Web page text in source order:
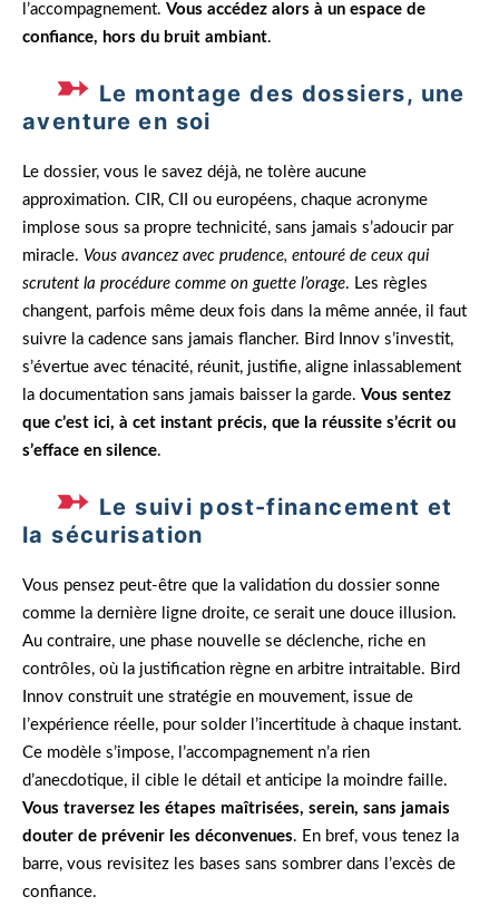
l’accompagnement. Vous accédez alors à un espace de
confiance, hors du bruit ambiant.
Le montage des dossiers, une
aventure en soi
Le dossier, vous le savez déjà, ne tolère aucune
approximation. CIR, CII ou européens, chaque acronyme
implose sous sa propre technicité, sans jamais s’adoucir par
miracle. Vous avancez avec prudence, entouré de ceux qui
scrutent la procédure comme on guette l’orage. Les règles
changent, parfois même deux fois dans la même année, il faut
suivre la cadence sans jamais flancher. Bird Innov s’investit,
s’évertue avec ténacité, réunit, justifie, aligne inlassablement
la documentation sans jamais baisser la garde. Vous sentez
que c’est ici, à cet instant précis, que la réussite s’écrit ou
s’efface en silence.
Le suivi post-financement et
la sécurisation
Vous pensez peut-être que la validation du dossier sonne
comme la dernière ligne droite, ce serait une douce illusion.
Au contraire, une phase nouvelle se déclenche, riche en
contrôles, où la justification règne en arbitre intraitable. Bird
Innov construit une stratégie en mouvement, issue de
l’expérience réelle, pour solder l’incertitude à chaque instant.
Ce modèle s’impose, l’accompagnement n’a rien
d’anecdotique, il cible le détail et anticipe la moindre faille.
Vous traversez les étapes maîtrisées, serein, sans jamais
douter de prévenir les déconvenues. En bref, vous tenez la
barre, vous revisitez les bases sans sombrer dans l’excès de
confiance.